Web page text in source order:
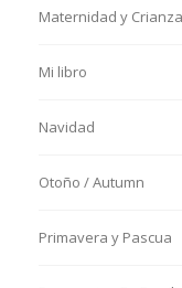
Maternidad y Crianza
Mi libro
Navidad
Otoño / Autumn
Primavera y Pascua